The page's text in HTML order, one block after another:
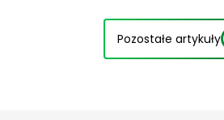
Pozostałe artykuły